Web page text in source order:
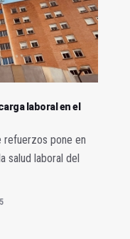
laboral en el
refuerzos pone en
salud laboral del